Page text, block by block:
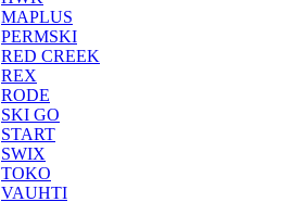
MAPLUS
PERMSKI
RED CREEK
REX
RODE
SKI GO
START
SWIX
TOKO
VAUHTI